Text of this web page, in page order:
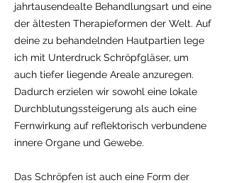
jahrtausendealte Behandlungsart und eine
der ältesten Therapieformen der Welt. Auf
deine zu behandelnden Hautpartien lege
ich mit Unterdruck Schröpfgläser, um
auch tiefer liegende Areale anzuregen.
Dadurch erzielen wir sowohl eine lokale
Durchblutungssteigerung als auch eine
Fernwirkung auf reflektorisch verbundene
innere Organe und Gewebe.
Das Schröpfen ist auch eine Form der